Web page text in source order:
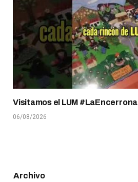
Visitamos el LUM #LaEncerrona
06/08/2026
Archivo